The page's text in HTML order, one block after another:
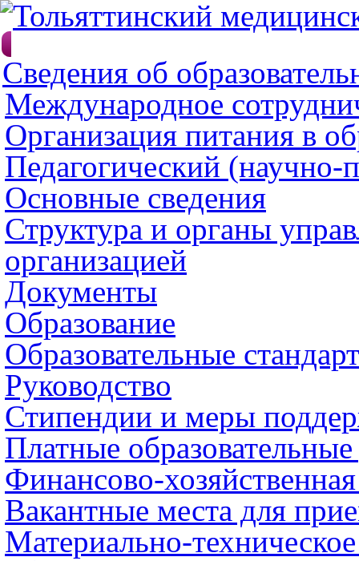
Сведения об
Международное
Организация питания в
Педагогический (научно-
Основные сведения
Структура и органы
организацией
Документы
Образование
Образовательные
Руководство
Стипендии и меры
Платные
Финансово-
Вакантные места для
Материально-